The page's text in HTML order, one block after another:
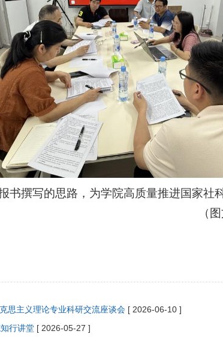
书撰写的思路，为学院高质量推进国家社
（
思主义理论专业科研交流座谈会 [ 2026-06-10 ]
行讲堂 [ 2026-05-27 ]